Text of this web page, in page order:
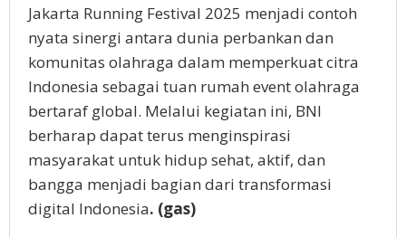
Jakarta Running Festival 2025 menjadi contoh
nyata sinergi antara dunia perbankan dan
komunitas olahraga dalam memperkuat citra
Indonesia sebagai tuan rumah event olahraga
bertaraf global. Melalui kegiatan ini, BNI
berharap dapat terus menginspirasi
masyarakat untuk hidup sehat, aktif, dan
bangga menjadi bagian dari transformasi
digital Indonesia. (gas)